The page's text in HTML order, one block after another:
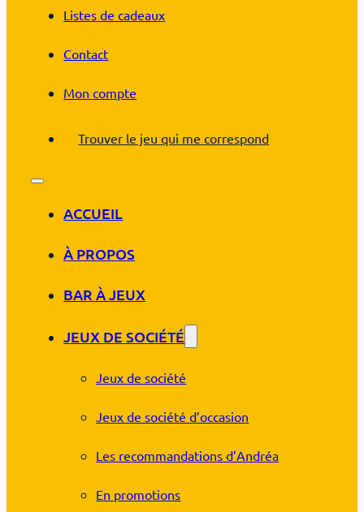
Listes de cadeaux
Contact
Mon compte
Trouver le jeu qui me correspond
ACCUEIL
À PROPOS
BAR À JEUX
JEUX DE SOCIÉTÉ
Jeux de société
Jeux de société d’occasion
Les recommandations d’Andréa
En promotions